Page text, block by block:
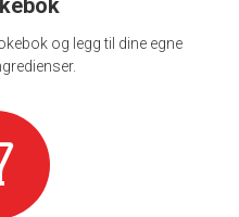
og legg til dine egne